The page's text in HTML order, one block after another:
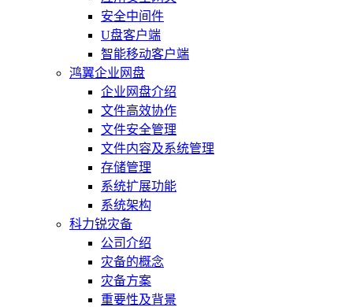
安全中间件
U盘客户端
智能移动客户端
鸿翼企业网盘
企业网盘介绍
文件高效协作
文件安全管理
文件内容及系统管理
存储管理
系统扩展功能
系统架构
科力锐灾备
公司介绍
灾备的概念
灾备方案
重要性及背景